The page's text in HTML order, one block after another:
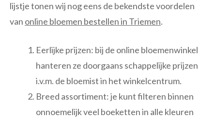
lijstje tonen wij nog eens de bekendste voordelen
van online bloemen bestellen in Triemen.
Eerlijke prijzen: bij de online bloemenwinkel
hanteren ze doorgaans schappelijke prijzen
i.v.m. de bloemist in het winkelcentrum.
Breed assortiment: je kunt filteren binnen
onnoemelijk veel boeketten in alle kleuren